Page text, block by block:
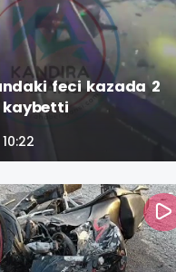
feci kazada 2
kaybetti